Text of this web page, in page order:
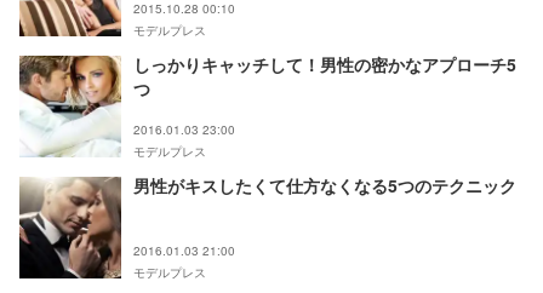
2015.10.28 00:10
モデルプレス
しっかりキャッチして！男性の密かなアプローチ5
つ
2016.01.03 23:00
モデルプレス
男性がキスしたくて仕方なくなる5つのテクニック
2016.01.03 21:00
モデルプレス